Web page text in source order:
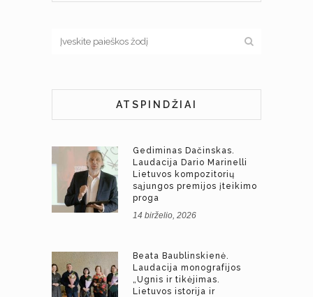
ATSPINDŽIAI
Gediminas Dačinskas.
Laudacija Dario Marinelli
Lietuvos kompozitorių
sąjungos premijos įteikimo
proga
14 birželio, 2026
Beata Baublinskienė.
Laudacija monografijos
„Ugnis ir tikėjimas.
Lietuvos istorija ir